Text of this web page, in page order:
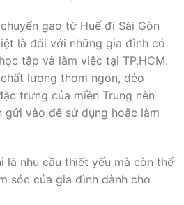
gạo từ Huế đi Sài Gòn
là đối với những gia đình có
tập và làm việc tại TP.HCM.
lượng thơm ngon, dẻo
trưng của miền Trung nên
gửi vào để sử dụng hoặc làm
là nhu cầu thiết yếu mà còn thể
sóc của gia đình dành cho